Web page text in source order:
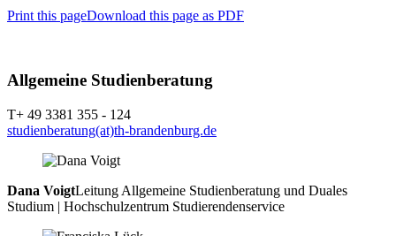
Print this pageDownload this page as PDF
Allgemeine Studienberatung
T+ 49 3381 355 - 124
studienberatung(at)th-brandenburg.de
Dana VoigtLeitung Allgemeine Studienberatung und Duales
Studium | Hochschulzentrum Studierendenservice